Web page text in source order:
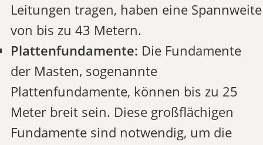
Leitungen tragen, haben eine Spannweite
von bis zu 43 Metern.
Plattenfundamente: Die Fundamente
der Masten, sogenannte
Plattenfundamente, können bis zu 25
Meter breit sein. Diese großflächigen
Fundamente sind notwendig, um die